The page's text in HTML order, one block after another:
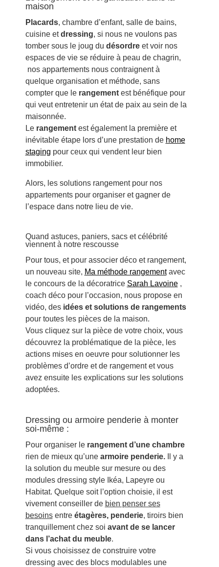
maison
Placards, chambre d’enfant, salle de bains,
cuisine etdressing, si nous ne voulons pas
tomber sous le joug du désordreet voir nos
espaces de vie se réduire à peau de chagrin,
nos appartements nous contraignent à
quelque organisation et méthode, sans
compter que le rangementest bénéfique pour
qui veut entretenir un état de paix au sein de la
maisonnée.
Le rangementest également la première et
inévitable étape lors d’une prestation de home
staging pour ceux qui vendent leur bien
immobilier.
Alors, les solutions rangement pour nos
appartements pour organiser et gagner de
l’espace dans notre lieu de vie.
Quand astuces, paniers, sacs et célébrité
viennent à notre rescousse
Pour tous, et pour associer déco et rangement,
un nouveau site, Ma méthode rangementavec
le concours de la décoratrice Sarah Lavoine,
coach déco pour l’occasion, nous propose en
vidéo, des idées et solutions de rangements
pour toutes les pièces de la maison.
Vous cliquez sur la pièce de votre choix, vous
découvrez la problématique de la pièce, les
actions mises en oeuvre pour solutionner les
problèmes d’ordre et de rangement et vous
avez ensuite les explications sur les solutions
adoptées.
Dressing ou armoire penderie à monter
soi-même :
Pour organiser le rangement d’une chambre
rien de mieux qu’une armoire penderie.
Il y a
la solution du meuble sur mesure ou des
modules dressing style Ikéa, Lapeyre ou
Habitat. Quelque soit l’option choisie, il est
vivement conseiller de bien penser ses
besoinsentre étagères, penderie, tiroirs bien
tranquillement chez soi avant de se lancer
dans l’achat du meuble.
Si vous choisissez de construire votre
dressing avec des blocs modulables une